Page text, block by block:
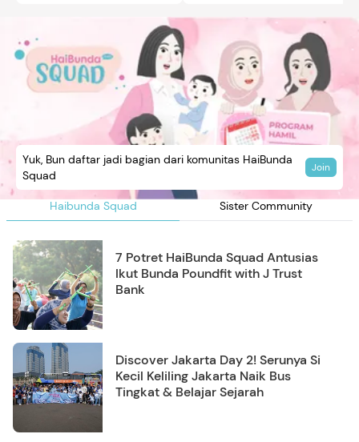
Haibunda Squad Sister Community
Yuk, Bun daftar jadi bagian dari komunitas HaiBunda
Squad
Join
7 Potret HaiBunda Squad Antusias
Ikut Bunda Poundfit with J Trust
Bank
Discover Jakarta Day 2! Serunya Si
Kecil Keliling Jakarta Naik Bus
Tingkat & Belajar Sejarah